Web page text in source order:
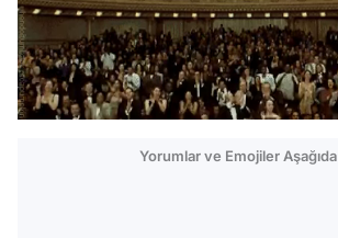
Yorumlar ve Emojiler Aşağıda